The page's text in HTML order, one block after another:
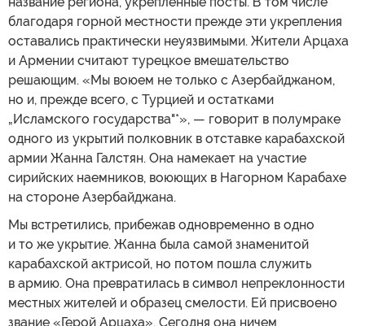
благодаря горной местности прежде эти укрепления
оставались практически неуязвимыми. Жители Арцаха
и Армении считают турецкое вмешательство
решающим. «Мы воюем не только с Азербайджаном,
но и, прежде всего, с Турцией и остатками
„Исламского государства"*», — говорит в полумраке
одного из укрытий полковник в отставке карабахской
армии Жанна Галстян. Она намекает на участие
сирийских наемников, воюющих в Нагорном Карабахе
на стороне Азербайджана.
Мы встретились, прибежав одновременно в одно
и то же укрытие. Жанна была самой знаменитой
карабахской актрисой, но потом пошла служить
в армию. Она превратилась в символ непреклонности
местных жителей и образец смелости. Ей присвоено
звание «Герой Арцаха». Сегодня она ничем